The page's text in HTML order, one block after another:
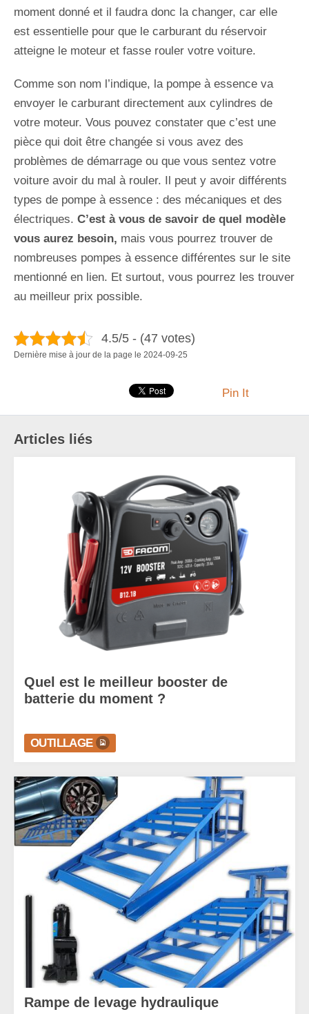
moment donné et il faudra donc la changer, car elle
est essentielle pour que le carburant du réservoir
atteigne le moteur et fasse rouler votre voiture.
Comme son nom l’indique, la pompe à essence va
envoyer le carburant directement aux cylindres de
votre moteur. Vous pouvez constater que c’est une
pièce qui doit être changée si vous avez des
problèmes de démarrage ou que vous sentez votre
voiture avoir du mal à rouler. Il peut y avoir différents
types de pompe à essence : des mécaniques et des
électriques. C’est à vous de savoir de quel modèle
vous aurez besoin, mais vous pourrez trouver de
nombreuses pompes à essence différentes sur le site
mentionné en lien. Et surtout, vous pourrez les trouver
au meilleur prix possible.
4.5/5 - (47 votes)
Dernière mise à jour de la page le 2024-09-25
Pin It
Articles liés
Quel est le meilleur booster de
batterie du moment ?
OUTILLAGE
Rampe de levage hydraulique